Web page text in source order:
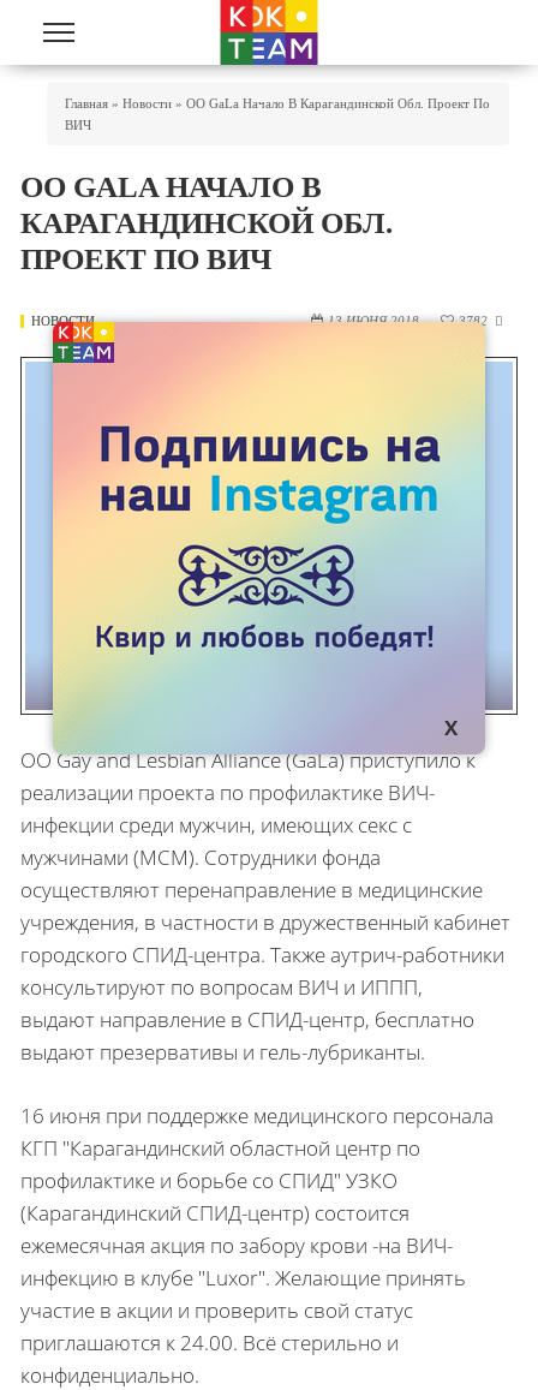
Перейти к основному содержанию
Главная » Новости » ОО GaLa Начало В Карагандинской Обл. Проект По
ВИЧ
ОО GALA НАЧАЛО В
КАРАГАНДИНСКОЙ ОБЛ.
ПРОЕКТ ПО ВИЧ
НОВОСТИ 13 ИЮНЯ 2018 3782 
ОО Gay and Lesbian Alliance (GаLа) приступило к
реализации проекта по профилактике ВИЧ-
инфекции среди мужчин, имеющих секс с
мужчинами (МСМ). Сотрудники фонда
осуществляют перенаправление в медицинские
учреждения, в частности в дружественный кабинет
городского СПИД-центра. Также аутрич-работники
консультируют по вопросам ВИЧ и ИППП,
выдают направление в СПИД-центр, бесплатно
выдают презервативы и гель-лубриканты.
16 июня при поддержке медицинского персонала
КГП "Карагандинский областной центр по
профилактике и борьбе со СПИД" УЗКО
(Карагандинский СПИД-центр) состоится
ежемесячная акция по забору крови -на ВИЧ-
инфекцию в клубе "Luxor". Желающие принять
участие в акции и проверить свой статус
приглашаются к 24.00. Всё стерильно и
конфиденциально.